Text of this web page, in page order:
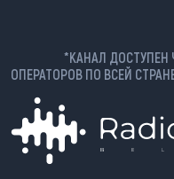
*КАНАЛ ДОСТУПЕН
ОПЕРАТОРОВ ПО ВСЕЙ